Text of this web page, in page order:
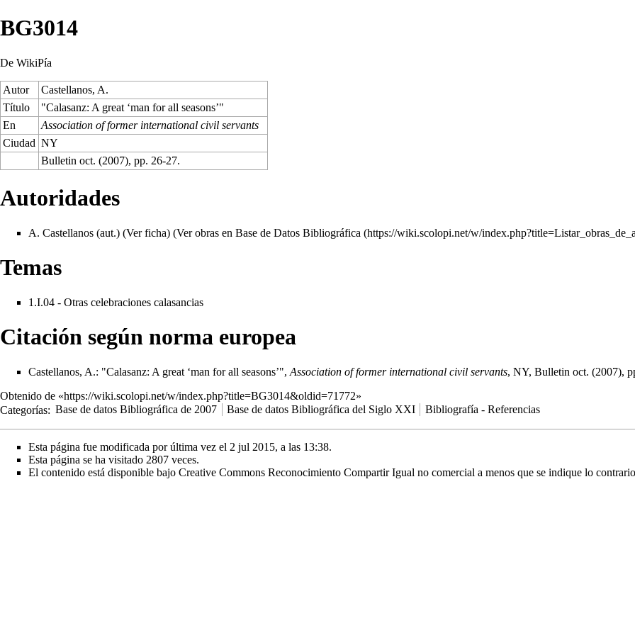
BG3014
De WikiPía
Autor
Castellanos, A.
Título
"Calasanz: A great ‘man for all seasons’"
En
Association of former international civil servants
Ciudad NY
Bulletin oct. (2007), pp. 26-27.
Autoridades
A. Castellanos (aut.) (Ver ficha) (Ver obras en Base de Datos Bibliográfica
Temas
1.I.04 - Otras celebraciones calasancias
Citación según norma europea
Castellanos, A.: "Calasanz: A great ‘man for all seasons’", Association of former international civil servants, NY, Bulletin oct. (2007),
Obtenido de «https://wiki.scolopi.net/w/index.php?title=BG3014&oldid=71772»
Categorías: Base de datos Bibliográfica de 2007 Base de datos Bibliográfica del Siglo XXI Bibliografía - Referencias
Esta página fue modificada por última vez el 2 jul 2015, a las 13:38.
Esta página se ha visitado 2807 veces.
El contenido está disponible bajo Creative Commons Reconocimiento Compartir Igual no comercial a menos que se indique lo